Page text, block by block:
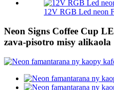
12V RGB Led neon
Neon Signs Coffee Cup
zava-pisotro misy alikaola